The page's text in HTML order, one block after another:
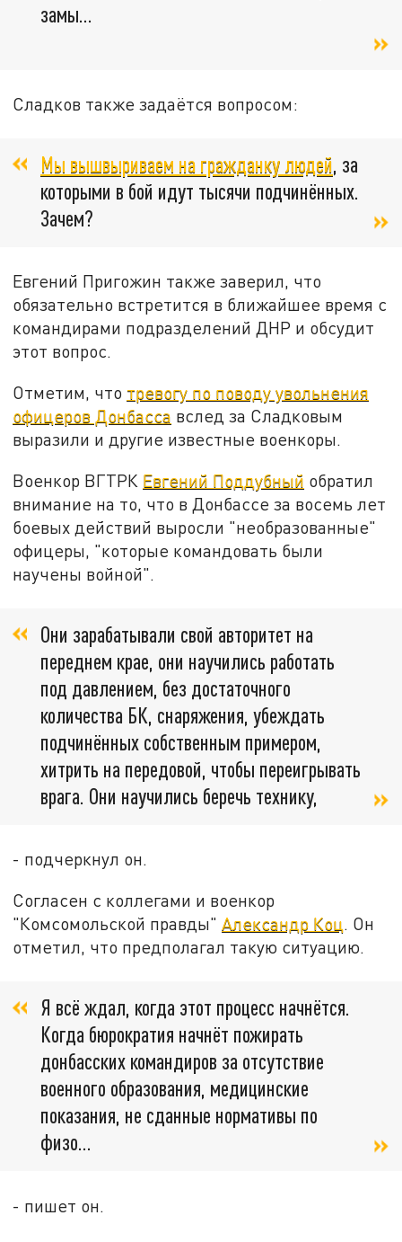
замы...
Сладков также задаётся вопросом:
Мы вышвыриваем на гражданку людей, за
которыми в бой идут тысячи подчинённых.
Зачем?
Евгений Пригожин также заверил, что
обязательно встретится в ближайшее время с
командирами подразделений ДНР и обсудит
этот вопрос.
Отметим, что тревогу по поводу увольнения
офицеров Донбасса вслед за Сладковым
выразили и другие известные военкоры.
Военкор ВГТРК Евгений Поддубный обратил
внимание на то, что в Донбассе за восемь лет
боевых действий выросли "необразованные"
офицеры, "которые командовать были
научены войной".
Они зарабатывали свой авторитет на
переднем крае, они научились работать
под давлением, без достаточного
количества БК, снаряжения, убеждать
подчинённых собственным примером,
хитрить на передовой, чтобы переигрывать
врага. Они научились беречь технику,
- подчеркнул он.
Согласен с коллегами и военкор
"Комсомольской правды"Александр Коц. Он
отметил, что предполагал такую ситуацию.
Я всё ждал, когда этот процесс начнётся.
Когда бюрократия начнёт пожирать
донбасских командиров за отсутствие
военного образования, медицинские
показания, не сданные нормативы по
физо…
- пишет он.